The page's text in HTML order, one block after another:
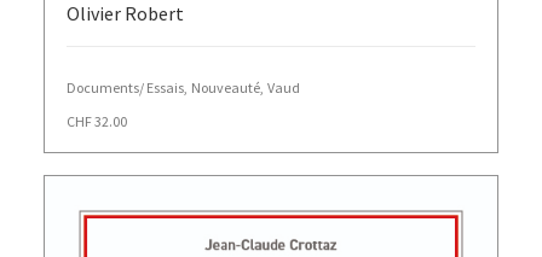
Olivier Robert
Documents/ Essais, Nouveauté, Vaud
CHF32.00